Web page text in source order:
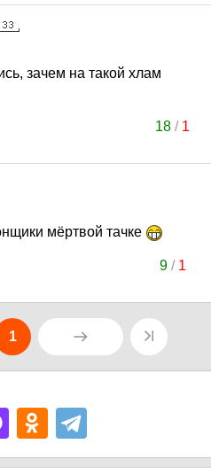
зачем на такой хлам
18 / 1
мёртвой тачке
9/ 1
1